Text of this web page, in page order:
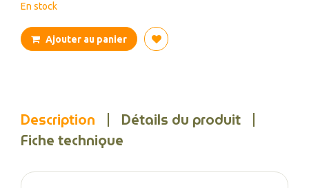
En stock
Ajouter au panier
Description
Détails du produit
Fiche technique